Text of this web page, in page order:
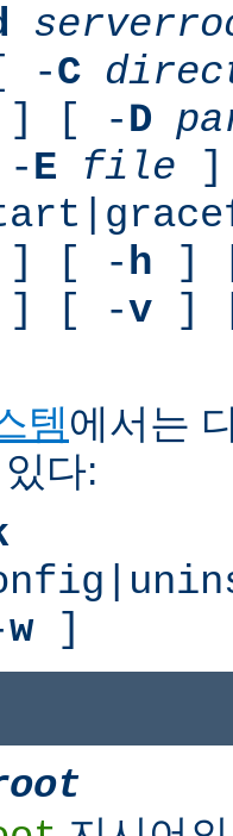
-C
] [ -D
E file
[ -h ]
] [ -v ]
템에서는
다:
w]